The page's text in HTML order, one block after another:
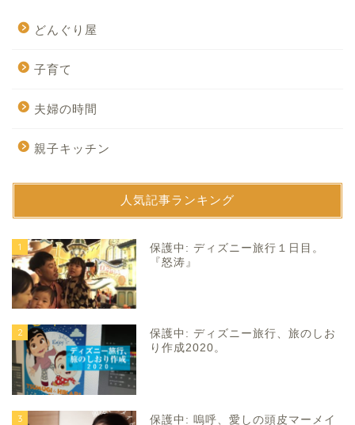
どんぐり屋
子育て
夫婦の時間
親子キッチン
人気記事ランキング
1
保護中: ディズニー旅行１日目。
『怒涛』
2
保護中: ディズニー旅行、旅のしお
り作成2020。
3
保護中: 嗚呼、愛しの頭皮マーメイ